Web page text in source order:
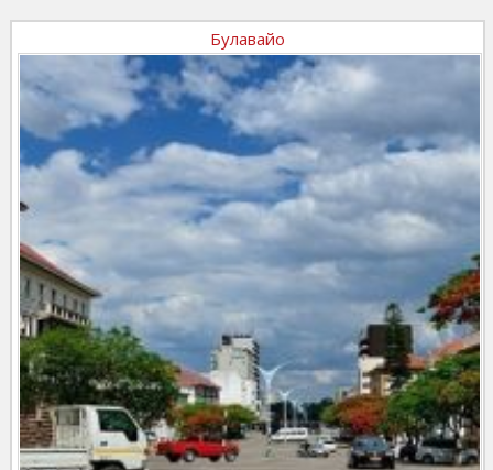
Булавайо